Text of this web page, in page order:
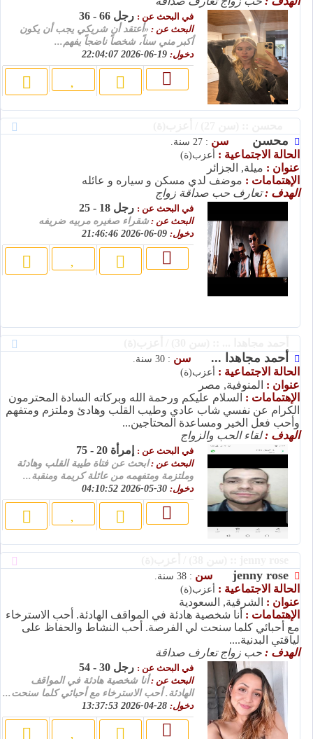
في البحث عن : رجل 66 - 36
البحث عن : «أعتقد أن شريكي يجب أن يكون
أكبر مني سناً، شخصاً ناضجاً يفهم...
دخول:
محسن سن : 27 سنة.
الحالة الاجتماعية : أعزب(ة)
عنوان : ميلة, الجزائر
الإهتمامات : موضف لدي مسكن و سياره و عائله
الهدف :تعارف حب صداقة زواج
في البحث عن : رجل 18 - 25
البحث عن :شقراء صغيره مربيه ضريفه
دخول:
أحمد مجاهدا ... سن : 30 سنة.
الحالة الاجتماعية : أعزب(ة)
عنوان : المنوفية, مصر
الإهتمامات : السلام عليكم ورحمة الله وبركاته السادة المحترمون
الكرام عن نفسي شاب عادي وطيب القلب وهادئ وملتزم ومتفهم
وأحب فعل الخير ومساعدة المحتاجين...
الهدف :لقاء الحب والزواج
في البحث عن : إمرأة 20 - 75
البحث عن :ابحث عن فتاة طيبة القلب وهادئة
وملتزمة ومتفهمه من عائلة كريمة ومنقبة...
دخول:
jenny rose سن : 38 سنة.
الحالة الاجتماعية : أعزب(ة)
عنوان : الشرقية, السعودية
الإهتمامات : أنا شخصية هادئة في المواقف الهادئة. أحب الاسترخاء
مع أحبائي كلما سنحت لي الفرصة. أحب النشاط والحفاظ على
لياقتي البدنية....
الهدف : حب زواج تعارف صداقة
في البحث عن : رجل 30 - 54
البحث عن :أنا شخصية هادئة في المواقف
الهادئة. أحب الاسترخاء مع أحبائي كلما سنحت...
دخول: